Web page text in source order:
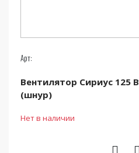
Арт:
Вентилятор Сириус 125 В
(шнур)
Нет в наличии